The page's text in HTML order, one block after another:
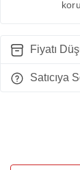
Fiyatı
Satıcıya